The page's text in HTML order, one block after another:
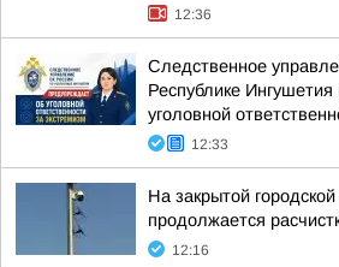
12:36
Следственное
Республике
уголовной
12:33
На закрытой
продолжается
12:16